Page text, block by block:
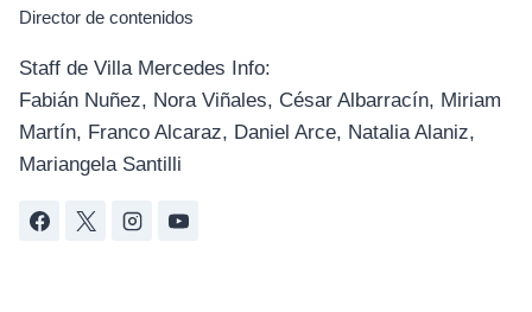
Director de contenidos
Staff de Villa Mercedes Info:
Fabián Nuñez, Nora Viñales, César Albarracín, Miriam
Martín, Franco Alcaraz, Daniel Arce, Natalia Alaniz,
Mariangela Santilli